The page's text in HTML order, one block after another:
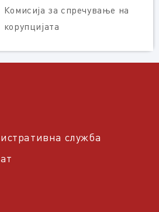
Комисија за спречување на
корупцијата
служба